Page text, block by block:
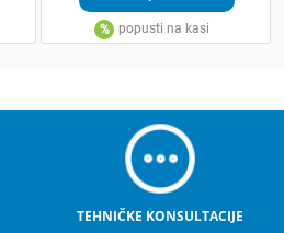
TEHNIČKE KONSULTACIJE